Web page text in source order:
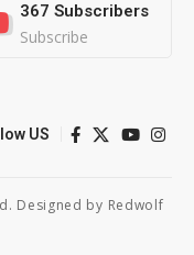
367 Subscribers
Subscribe
US
Designed by Redwolf